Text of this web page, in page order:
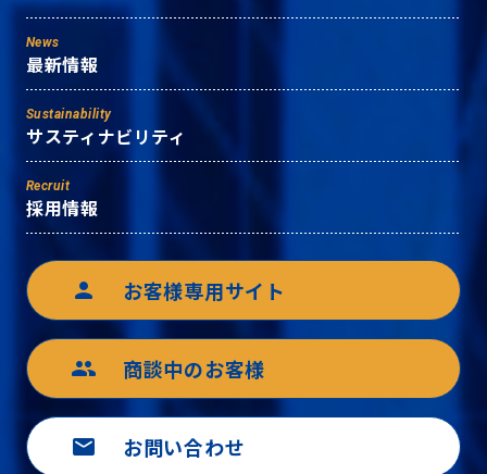
News
最新情報
Sustainability
サスティナビリティ
Recruit
採用情報
person お客様専用サイト
group 商談中のお客様
mail お問い合わせ